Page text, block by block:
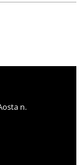
n.